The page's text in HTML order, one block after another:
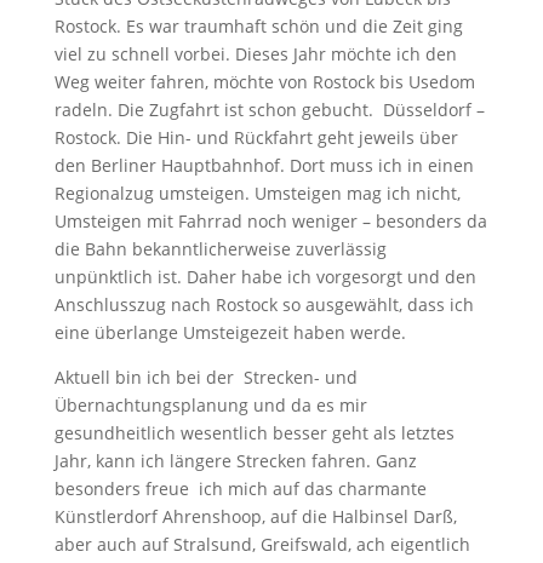
Rostock. Es war traumhaft schön und die Zeit ging
viel zu schnell vorbei. Dieses Jahr möchte ich den
Weg weiter fahren, möchte von Rostock bis Usedom
radeln. Die Zugfahrt ist schon gebucht. Düsseldorf –
Rostock. Die Hin- und Rückfahrt geht jeweils über
den Berliner Hauptbahnhof. Dort muss ich in einen
Regionalzug umsteigen. Umsteigen mag ich nicht,
Umsteigen mit Fahrrad noch weniger – besonders da
die Bahn bekanntlicherweise zuverlässig
unpünktlich ist. Daher habe ich vorgesorgt und den
Anschlusszug nach Rostock so ausgewählt, dass ich
eine überlange Umsteigezeit haben werde.
Aktuell bin ich bei der Strecken- und
Übernachtungsplanung und da es mir
gesundheitlich wesentlich besser geht als letztes
Jahr, kann ich längere Strecken fahren. Ganz
besonders freue ich mich auf das charmante
Künstlerdorf Ahrenshoop, auf die Halbinsel Darß,
aber auch auf Stralsund, Greifswald, ach eigentlich